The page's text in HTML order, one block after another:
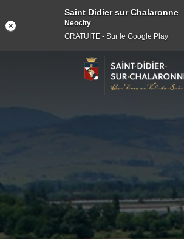
Saint Didier sur Chalaronne
Neocity
GRATUITE - Sur le Google Play